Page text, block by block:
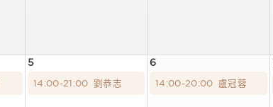
5 6
14:00-21:00 劉恭志 14:00-20:00 盧冠蓉